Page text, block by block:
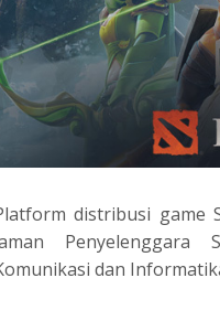
distribusi game
Penyelenggara
dan